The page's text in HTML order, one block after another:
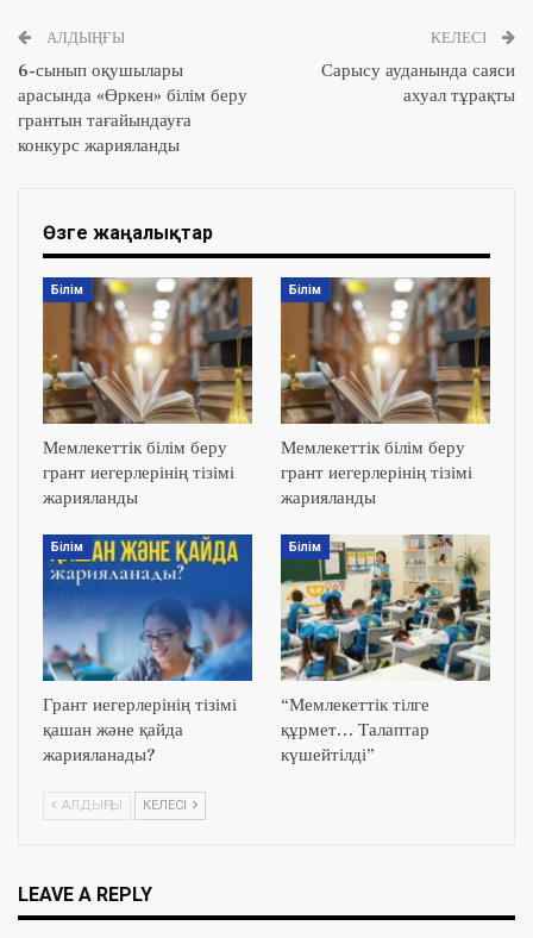
АЛДЫҢҒЫ
6-сынып оқушылары
арасында «Өркен» білім беру
грантын тағайындауға
конкурс жарияланды
КЕЛЕСІ
Сарысу ауданында саяси
ахуал тұрақты
Өзге жаңалықтар
Білім
Мемлекеттік білім беру
грант иегерлерінің тізімі
жарияланды
Білім
Мемлекеттік білім беру
грант иегерлерінің тізімі
жарияланды
Білім
Грант иегерлерінің тізімі
қашан және қайда
жарияланады?
Білім
“Мемлекеттік тілге
құрмет… Талаптар
күшейтілді”
АЛДЫҢҒЫ КЕЛЕСІ
LEAVE A REPLY